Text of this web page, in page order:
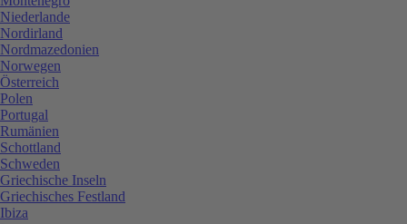
Niederlande
Nordirland
Nordmazedonien
Norwegen
Österreich
Polen
Portugal
Rumänien
Schottland
Schweden
Griechische Inseln
Griechisches Festland
Ibiza